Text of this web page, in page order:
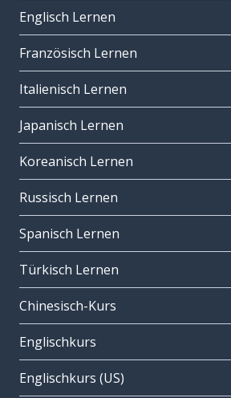
Englisch Lernen
Französisch Lernen
Italienisch Lernen
Japanisch Lernen
Koreanisch Lernen
Russisch Lernen
Spanisch Lernen
Türkisch Lernen
Chinesisch-Kurs
Englischkurs
Englischkurs (US)